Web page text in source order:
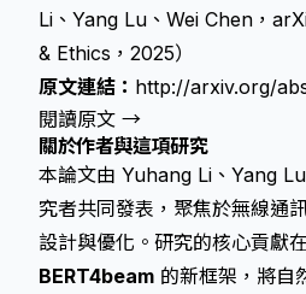
Li、Yang Lu、Wei Chen，
& Ethics，2025）
原文連結： http://arxiv.org/
閱讀原文 →
關於作者與這項研究
本論文由 Yuhang Li、Yang
究者共同發表，聚焦於無線通
設計與優化。研究的核心貢獻
BERT4beam 的新框架，將自